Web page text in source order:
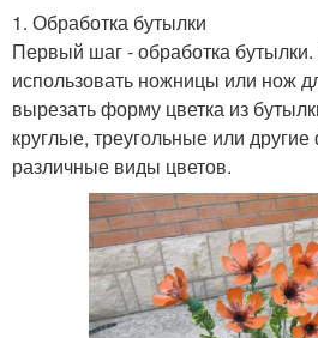
1. Обработка бутылки
Первый шаг - обработка
использовать ножницы или нож
вырезать форму цветка из
круглые, треугольные или
различные виды цветов.